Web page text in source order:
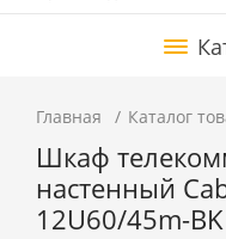
Главная Каталог
Шкаф
настенный
12U60/45m-